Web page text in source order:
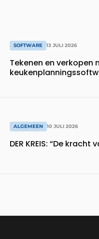
SOFTWARE 13 JULI 2026
Tekenen en verkopen
ALGEMEEN 10 JULI 2026
DER KREIS: “De